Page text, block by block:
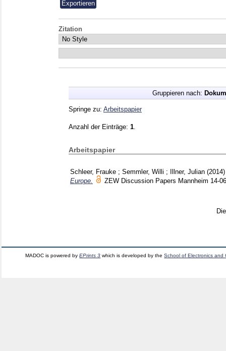
Zitation
Gruppieren nach:
Springe zu: Arbeitspapier
Anzahl der Einträge: 1
Arbeitspapier
Schleer, Frauke ; Semmler, Willi ; Illner, Julian
Europe.
ZEW Discussion Papers Mannheim 14-
MADOC is powered byEPrints 3 which is developed by theSchool of Electronics and